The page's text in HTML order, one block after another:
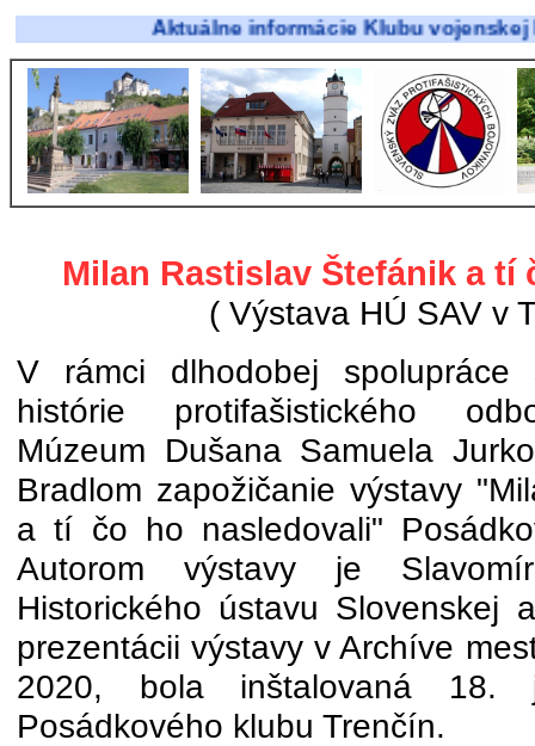
Aktuálne informácie Klubu vojenskej
Milan Rastislav Štefánik a tí
( Výstava HÚ SAV v
V rámci dlhodobej spolupráce
histórie protifašistického
Múzeum Dušana Samuela
Bradlom zapožičanie výstavy
a tí čo ho nasledovali"
Autorom výstavy je
Historického ústavu Slovenskej
prezentácii výstavy v Archíve
2020, bola inštalovaná 18.
Posádkového klubu Trenčín.